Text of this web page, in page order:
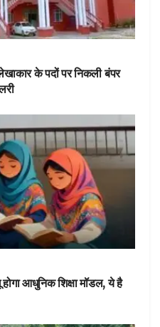
के पदों पर निकली बंपर
आधुनिक शिक्षा मॉडल, ये है